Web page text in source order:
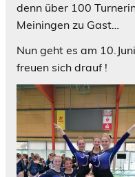
denn über 100
Meiningen zu Gast…
Nun geht es am
freuen sich drauf !